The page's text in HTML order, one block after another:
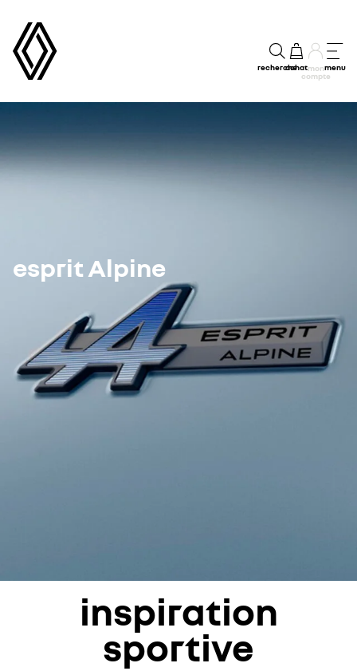
rechercheachatmon
compte
menu
esprit Alpine
inspiration
sportive